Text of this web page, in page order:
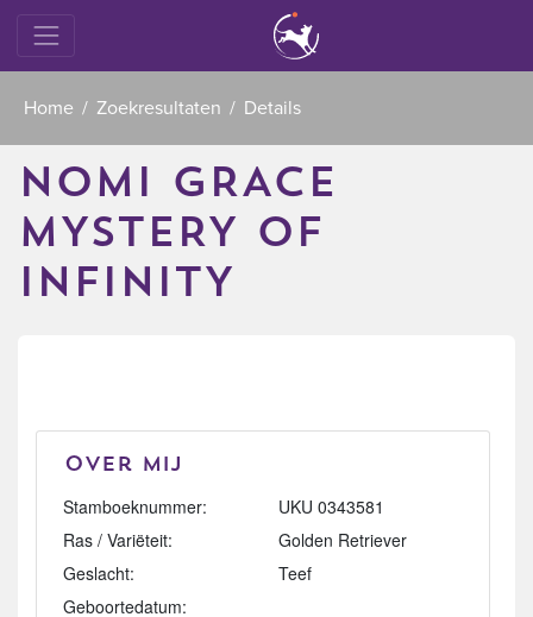
Home Zoekresultaten Details
NOMI GRACE
MYSTERY OF
INFINITY
Over mij
Stamboeknummer:
UKU 0343581
Ras / Variëteit:
Golden Retriever
Geslacht:
Teef
Geboortedatum: